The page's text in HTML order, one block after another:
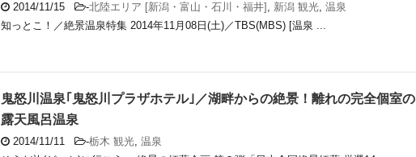
2014/11/15 -北陸エリア [新潟・富山・石川・福井] , 新潟 観光, 温泉
知っとこ！／絶景温泉特集 2014年11月08日(土)／TBS(MBS) [温泉 ...
鬼怒川温泉｢鬼怒川プラザホテル｣／湖畔からの絶景！離れの完全個室の
露天風呂温泉
2014/11/11 -栃木 観光, 温泉